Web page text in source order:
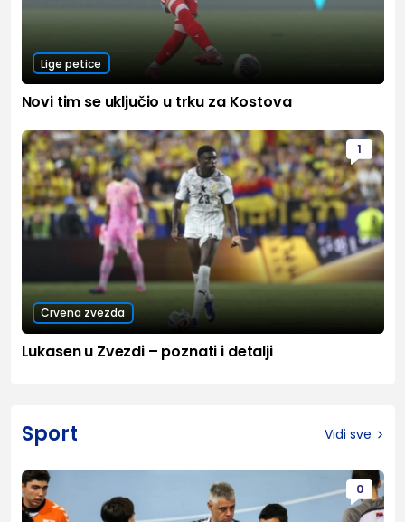
Lige petice
Novi tim se uključio u trku za Kostova
1
Crvena zvezda
Lukasen u Zvezdi – poznati i detalji
Sport Vidi sve
0